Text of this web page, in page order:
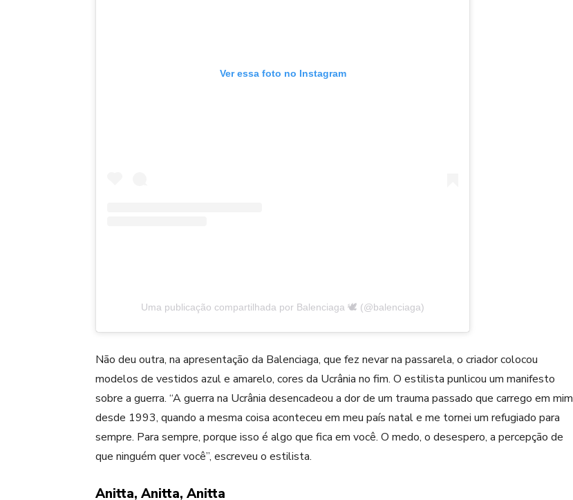
Ver essa foto no Instagram
Uma publicação compartilhada por Balenciaga 🕊 (@balenciaga)
Não deu outra, na apresentação da Balenciaga, que fez nevar na passarela, o criador colocou
modelos de vestidos azul e amarelo, cores da Ucrânia no fim. O estilista punlicou um manifesto
sobre a guerra. “A guerra na Ucrânia desencadeou a dor de um trauma passado que carrego em mim
desde 1993, quando a mesma coisa aconteceu em meu país natal e me tornei um refugiado para
sempre. Para sempre, porque isso é algo que fica em você. O medo, o desespero, a percepção de
que ninguém quer você”, escreveu o estilista.
Anitta, Anitta, Anitta